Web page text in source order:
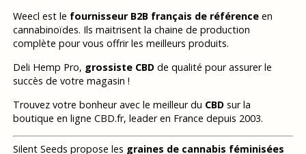
Weecl est le fournisseur B2B français de référenceen
cannabinoïdes. Ils maitrisent la chaine de production
complète pour vous offrir les meilleurs produits.
Deli Hemp Pro, grossiste CBDde qualité pour assurer le
succès de votre magasin !
Trouvez votre bonheur avec le meilleur du CBDsur la
boutique en ligne CBD.fr, leader en France depuis 2003.
Silent Seeds propose les graines de cannabis féminisées